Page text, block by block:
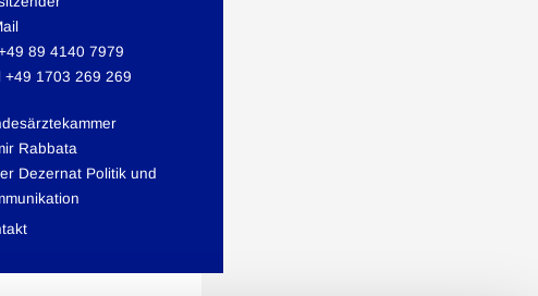
89 4140 7979
+49 1703 269 269
Rabbata
Dezernat Politik und